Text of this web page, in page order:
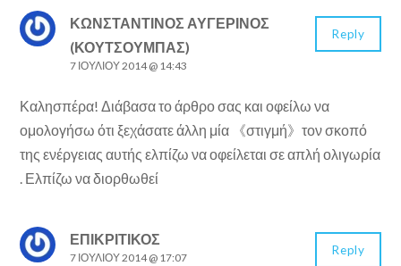
ΚΩΝΣΤΑΝΤΙΝΟΣ ΑΥΓΕΡΙΝΟΣ
(ΚΟΥΤΣΟΥΜΠΑΣ)
7 ΙΟΥΛΊΟΥ 2014 @ 14:43
Καλησπέρα! Διάβασα το άρθρο σας και οφείλω να
ομολογήσω ότι ξεχάσατε άλλη μία 《στιγμή》τον σκοπό
της ενέργειας αυτής ελπίζω να οφείλεται σε απλή ολιγωρία
. Ελπίζω να διορθωθεί
Reply
ΕΠΙΚΡΙΤΙΚΟΣ
7 ΙΟΥΛΊΟΥ 2014 @ 17:07
Reply